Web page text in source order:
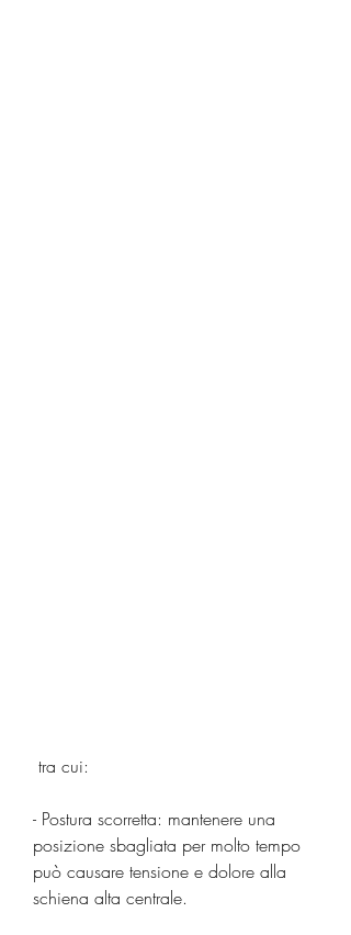
tra cui:
- Postura scorretta: mantenere una
posizione sbagliata per molto tempo
può causare tensione e dolore alla
schiena alta centrale.